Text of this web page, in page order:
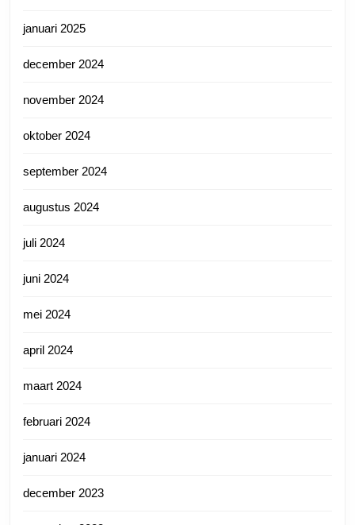
januari 2025
december 2024
november 2024
oktober 2024
september 2024
augustus 2024
juli 2024
juni 2024
mei 2024
april 2024
maart 2024
februari 2024
januari 2024
december 2023